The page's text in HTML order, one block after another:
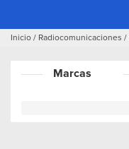
Inicio / Radiocomunicaciones /
Marcas